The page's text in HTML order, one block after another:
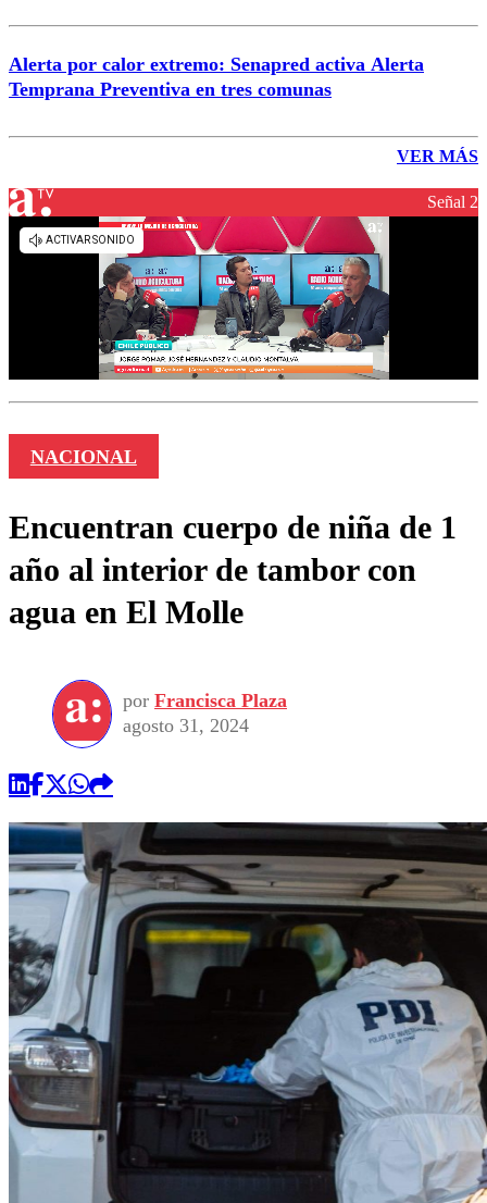
Alerta por calor extremo: Senapred activa Alerta
Temprana Preventiva en tres comunas
VER MÁS
Señal 2
NACIONAL
Encuentran cuerpo de niña de 1
año al interior de tambor con
agua en El Molle
por Francisca Plaza
agosto 31, 2024